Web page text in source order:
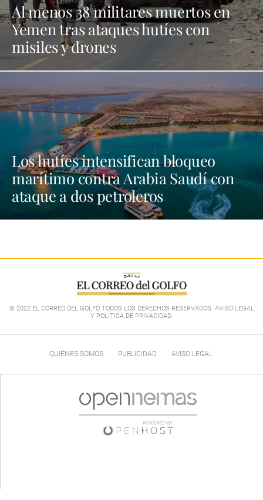
Al menos 38 militares muertos en
Yemen tras ataques hutíes con
misiles y drones
Los hutíes intensifican bloqueo
marítimo contra Arabia Saudí con
ataque a dos petroleros
© 2022 EL CORREO DEL GOLFO TODOS LOS DERECHOS RESERVADOS. AVISO LEGAL
Y POLÍTICA DE PRIVACIDAD.
QUIÉNES SOMOS PUBLICIDAD AVISO LEGAL